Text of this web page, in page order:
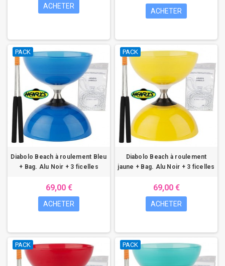
ACHETER
ACHETER
PACK
Diabolo Beach à roulement Bleu
+ Bag. Alu Noir + 3 ficelles
69,00 €
ACHETER
PACK
Diabolo Beach à roulement
jaune + Bag. Alu Noir + 3 ficelles
69,00 €
ACHETER
PACK PACK